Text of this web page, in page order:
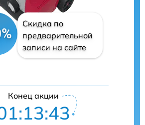
Скидка по
предварительной
записи на сайте
Конец акции